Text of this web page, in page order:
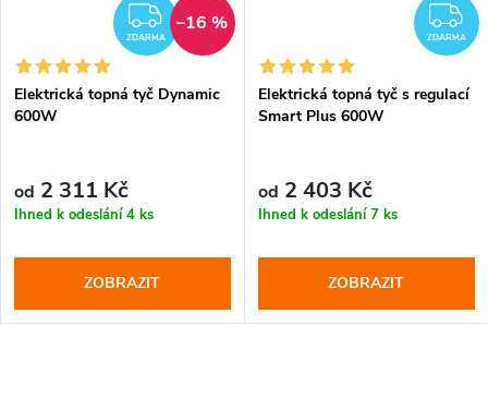
ZDARMA
ZDARMA
–16 %
Elektrická topná tyč Dynamic
600W
od 2 311 Kč
Ihned k odeslání4 ks
ZOBRAZIT
ZDARMA
Elektrická topná tyč s regulací
Smart Plus 600W
od 2 403 Kč
Ihned k odeslání7 ks
ZOBRAZIT